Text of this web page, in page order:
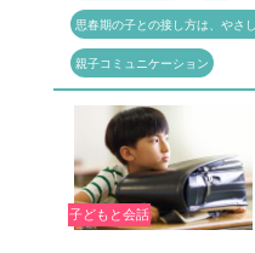
思春期の子との接し方は、やさ
親子コミュニケーション
子どもと会話